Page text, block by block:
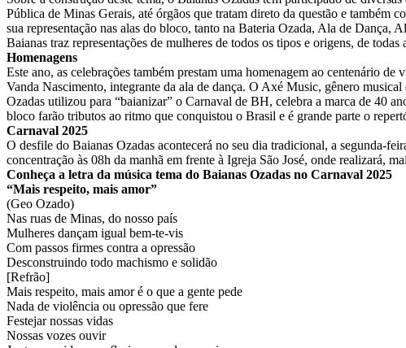
Pública de Minas Gerais, até órgãos que tratam direto da questão e também
sua representação nas alas do bloco, tanto na Bateria Ozada, Ala de Dança,
Baianas traz representações de mulheres de todos os tipos e origens, de todas
Homenagens
Este ano, as celebrações também prestam uma homenagem ao centenário
Vanda Nascimento, integrante da ala de dança. O Axé Music, gênero
Ozadas utilizou para “baianizar” o Carnaval de BH, celebra a marca de 40
bloco farão tributos ao ritmo que conquistou o Brasil e é grande parte o
Carnaval 2025
O desfile do Baianas Ozadas acontecerá no seu dia tradicional, a segunda-
concentração às 08h da manhã em frente à Igreja São José, onde realizará,
Conheça a letra da música tema do Baianas Ozadas no Carnaval 2025
“Mais respeito, mais amor”
(Geo Ozado)
Nas ruas de Minas, do nosso país
Mulheres dançam igual bem-te-vis
Com passos firmes contra a opressão
Desconstruindo todo machismo e solidão
[Refrão]
Mais respeito, mais amor é o que a gente pede
Nada de violência ou opressão que fere
Festejar nossas vidas
Nossas vozes ouvir